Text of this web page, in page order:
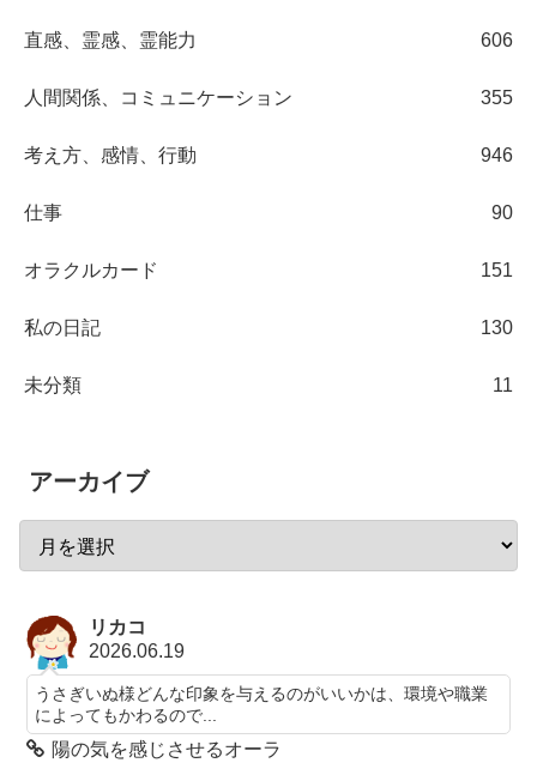
直感、霊感、霊能力 606
人間関係、コミュニケーション 355
考え方、感情、行動 946
仕事 90
オラクルカード 151
私の日記 130
未分類 11
アーカイブ
リカコ
2026.06.19
うさぎいぬ様どんな印象を与えるのがいいかは、環境や職業
によってもかわるので...
陽の気を感じさせるオーラ